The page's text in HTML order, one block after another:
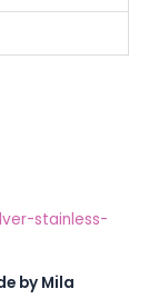
by Mila